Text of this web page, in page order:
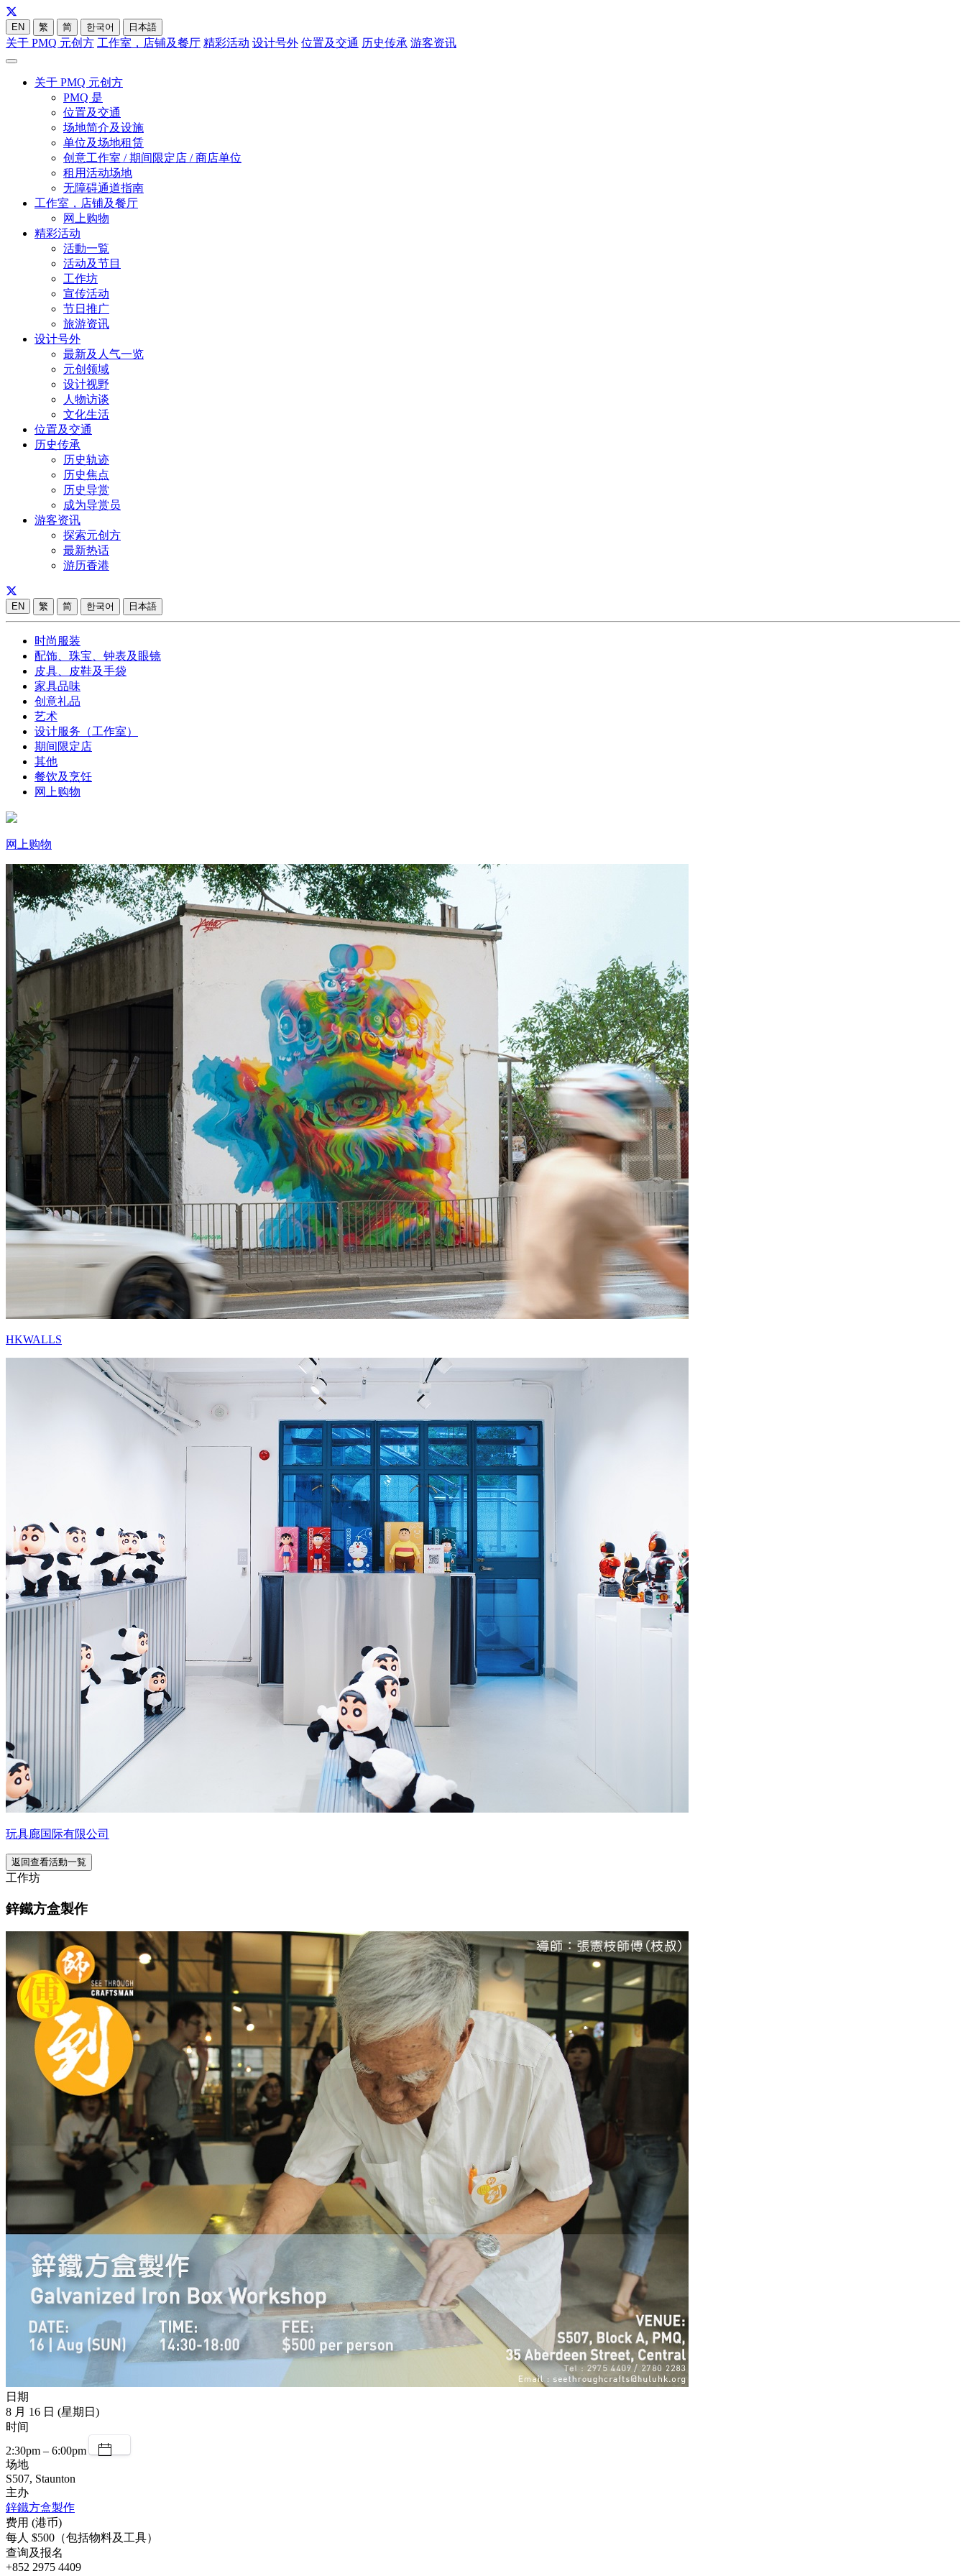
EN 繁 简 한국어 日本語
关于 PMQ 元创方 工作室，店铺及餐厅 精彩活动 设计号外 位置及交通 历史传承 游客资讯
关于 PMQ 元创方
PMQ 是
位置及交通
场地简介及设施
单位及场地租赁
创意工作室 / 期间限定店 / 商店单位
租用活动场地
无障碍通道指南
工作室，店铺及餐厅
网上购物
精彩活动
活動一覧
活动及节目
工作坊
宣传活动
节日推广
旅游资讯
设计号外
最新及人气一览
元创领域
设计视野
人物访谈
文化生活
位置及交通
历史传承
历史轨迹
历史焦点
历史导赏
成为导赏员
游客资讯
探索元创方
最新热话
游历香港
EN 繁 简 한국어 日本語
时尚服装
配饰、珠宝、钟表及眼镜
皮具、皮鞋及手袋
家具品味
创意礼品
艺术
设计服务（工作室）
期间限定店
其他
餐饮及烹饪
网上购物
网上购物
HKWALLS
玩具廊国际有限公司
返回查看活動一覧
工作坊
鋅鐵方盒製作
日期
8 月 16 日 (星期日)
时间
2:30pm – 6:00pm
场地
S507, Staunton
主办
鋅鐵方盒製作
费用 (港币)
每人 $500（包括物料及工具）
查询及报名
+852 2975 4409